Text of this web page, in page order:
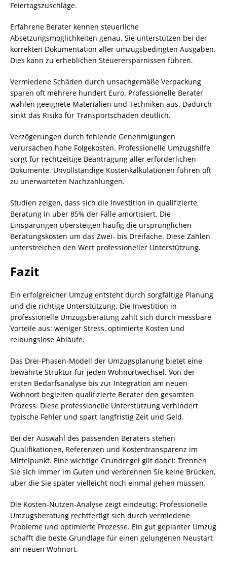
Feiertagszuschläge.
Erfahrene Berater kennen steuerliche
Absetzungsmöglichkeiten genau. Sie unterstützen bei der
korrekten Dokumentation aller umzugsbedingten Ausgaben.
Dies kann zu erheblichen Steuerersparnissen führen.
Vermiedene Schäden durch unsachgemäße Verpackung
sparen oft mehrere hundert Euro. Professionelle Berater
wählen geeignete Materialien und Techniken aus. Dadurch
sinkt das Risiko für Transportschäden deutlich.
Verzögerungen durch fehlende Genehmigungen
verursachen hohe Folgekosten. Professionelle Umzugshilfe
sorgt für rechtzeitige Beantragung aller erforderlichen
Dokumente. Unvollständige Kostenkalkulationen führen oft
zu unerwarteten Nachzahlungen.
Studien zeigen, dass sich die Investition in qualifizierte
Beratung in über 85% der Fälle amortisiert. Die
Einsparungen übersteigen häufig die ursprünglichen
Beratungskosten um das Zwei- bis Dreifache. Diese Zahlen
unterstreichen den Wert professioneller Unterstützung.
Fazit
Ein erfolgreicher Umzug entsteht durch sorgfältige Planung
und die richtige Unterstützung. Die Investition in
professionelle Umzugsberatung zahlt sich durch messbare
Vorteile aus: weniger Stress, optimierte Kosten und
reibungslose Abläufe.
Das Drei-Phasen-Modell der Umzugsplanung bietet eine
bewährte Struktur für jeden Wohnortwechsel. Von der
ersten Bedarfsanalyse bis zur Integration am neuen
Wohnort begleiten qualifizierte Berater den gesamten
Prozess. Diese professionelle Unterstützung verhindert
typische Fehler und spart langfristig Zeit und Geld.
Bei der Auswahl des passenden Beraters stehen
Qualifikationen, Referenzen und Kostentransparenz im
Mittelpunkt. Eine wichtige Grundregel gilt dabei: Trennen
Sie sich immer im Guten und verbrennen Sie keine Brücken,
über die Sie später vielleicht noch einmal gehen müssen.
Die Kosten-Nutzen-Analyse zeigt eindeutig: Professionelle
Umzugsberatung rechtfertigt sich durch vermiedene
Probleme und optimierte Prozesse. Ein gut geplanter Umzug
schafft die beste Grundlage für einen gelungenen Neustart
am neuen Wohnort.